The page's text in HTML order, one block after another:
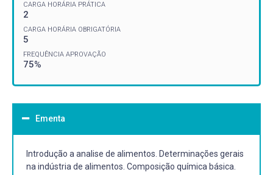
CARGA HORÁRIA PRÁTICA
2
CARGA HORÁRIA OBRIGATÓRIA
5
FREQUÊNCIA APROVAÇÃO
75%
Ementa
Introdução a analise de alimentos. Determinações gerais
na indústria de alimentos. Composição química básica.